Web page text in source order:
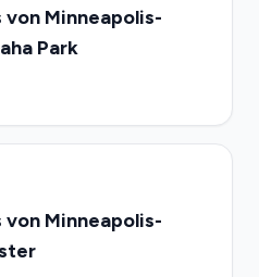
Minneapolis-
Park
Minneapolis-